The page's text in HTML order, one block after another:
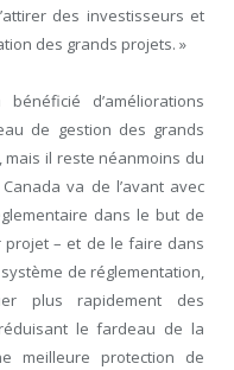
des investisseurs et
des grands projets. »
d’améliorations
de gestion des grands
il reste néanmoins du
va de l’avant avec
dans le but de
projet – et de le faire dans
de réglementation,
plus rapidement des
le fardeau de la
meilleure protection de